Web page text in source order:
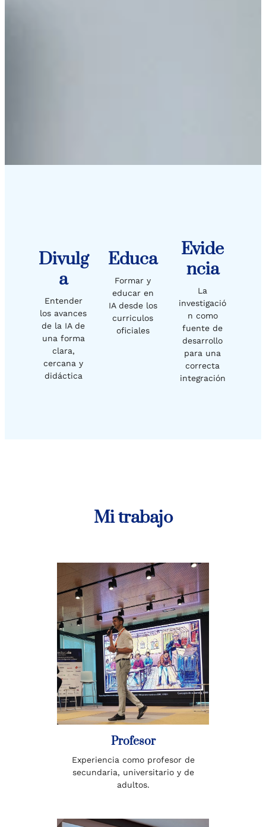
Divulg
A
Entender
los avances
de la IA de
una forma
clara,
cercana y
didáctica
Educa
Formar y
educar en
IA desde los
curriculos
oficiales
Evide
Ncia
La
investigació
n como
fuente de
desarrollo
para una
correcta
integración
Mi trabajo
Profesor
Experiencia como profesor de
secundaria, universitario y de
adultos.